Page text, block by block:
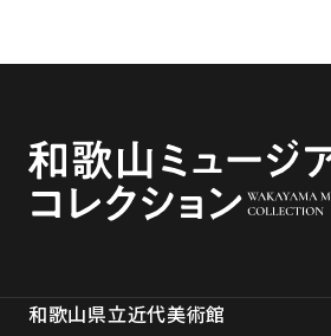
和歌山県立近代美術館